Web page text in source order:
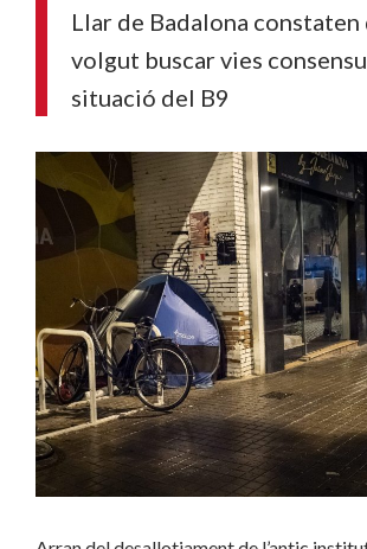
Llar de Badalona constaten
volgut buscar vies
situació del B9